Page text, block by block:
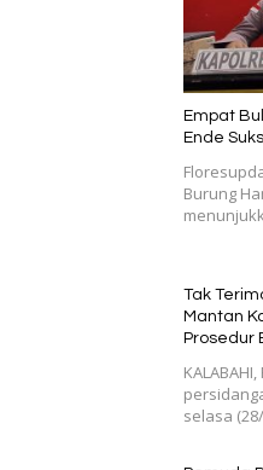
Empat
Ende
Burung
Tak
Mantan
Prosedur
selasa